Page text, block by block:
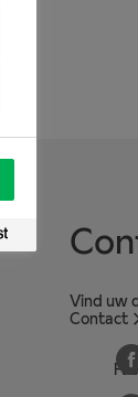
Vind uw
Contact